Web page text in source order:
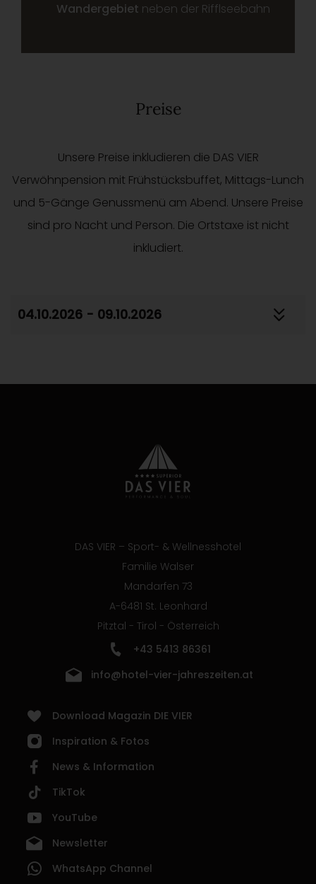
Wandergebiet neben der Rifflseebahn
Preise
Unsere Preise inkludieren die DAS VIER
Verwöhnpension mit Frühstücksbuffet, Mittags-Lunch
und 5-Gänge Genussmenü am Abend. Unsere Preise
sind pro Nacht und Person. Die Ortstaxe ist nicht
inkludiert.
04.10.2026 - 09.10.2026
DAS VIER – Sport- & Wellnesshotel
Familie Walser
Mandarfen 73
A-6481 St. Leonhard
Pitztal - Tirol - Österreich
+43 5413 86361
info@hotel-vier-jahreszeiten.at
Download Magazin DIE VIER
Inspiration & Fotos
News & Information
TikTok
YouTube
Newsletter
WhatsApp Channel